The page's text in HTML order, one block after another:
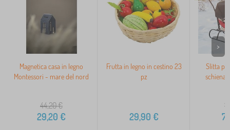
Magnetica casa in legno
Montessori - mare del nord
44,20€
29,20 €
Frutta in legno in cestino 23
pz
29,90 €
Slitta
>